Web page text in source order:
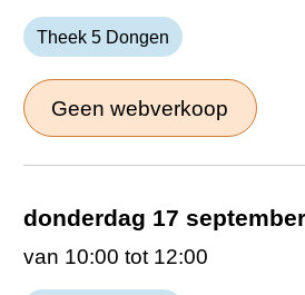
Theek 5 Dongen
Geen webverkoop
donderdag 17
van 10:00 tot 12:00